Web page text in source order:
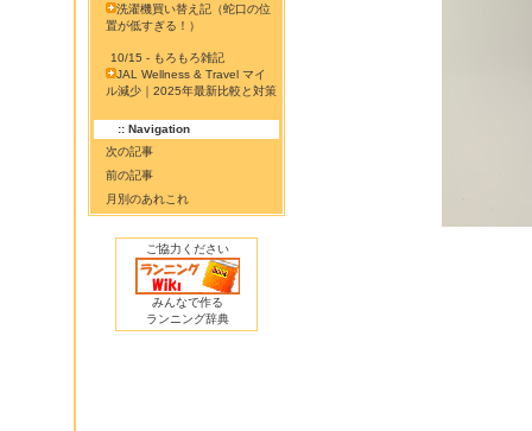
洗濯機買い替え記（蛇口の位
置が低すぎる！）
10/15 - もろもろ雑記
JAL Wellness & Travel マイ
ル減少｜2025年最新比較と対策
:: Navigation
次の記事
前の記事
月別のあれこれ
ご協力ください
みんなで作る
ランニング辞典